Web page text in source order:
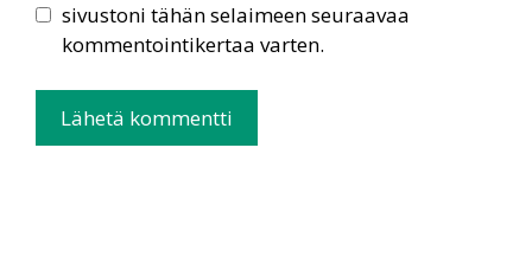
sivustoni tähän selaimeen seuraavaa
kommentointikertaa varten.